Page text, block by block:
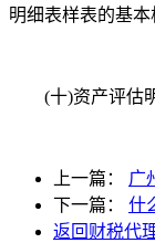
明细表样表的基本
(十)资产评估明
上一篇： 广
下一篇： 什
返回财税代